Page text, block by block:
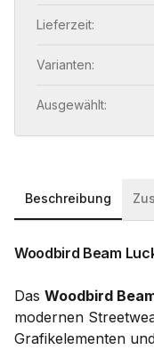
Lieferzeit:
Varianten:
Ausgewählt:
Beschreibung
Woodbird Beam
Das Woodbird
modernen
Grafikelementen